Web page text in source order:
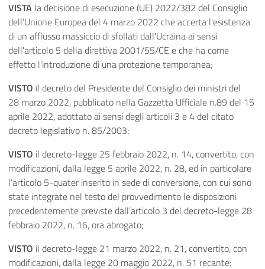
VISTA la decisione di esecuzione (UE) 2022/382 del Consiglio
dell’Unione Europea del 4 marzo 2022 che accerta l'esistenza
di un afflusso massiccio di sfollati dall'Ucraina ai sensi
dell'articolo 5 della direttiva 2001/55/CE e che ha come
effetto l'introduzione di una protezione temporanea;
VISTO il decreto del Presidente del Consiglio dei ministri del
28 marzo 2022, pubblicato nella Gazzetta Ufficiale n.89 del 15
aprile 2022, adottato ai sensi degli articoli 3 e 4 del citato
decreto legislativo n. 85/2003;
VISTO il decreto-legge 25 febbraio 2022, n. 14, convertito, con
modificazioni, dalla legge 5 aprile 2022, n. 28, ed in particolare
l’articolo 5-quater inserito in sede di conversione, con cui sono
state integrate nel testo del provvedimento le disposizioni
precedentemente previste dall’articolo 3 del decreto-legge 28
febbraio 2022, n. 16, ora abrogato;
VISTO il decreto-legge 21 marzo 2022, n. 21, convertito, con
modificazioni, dalla legge 20 maggio 2022, n. 51 recante: